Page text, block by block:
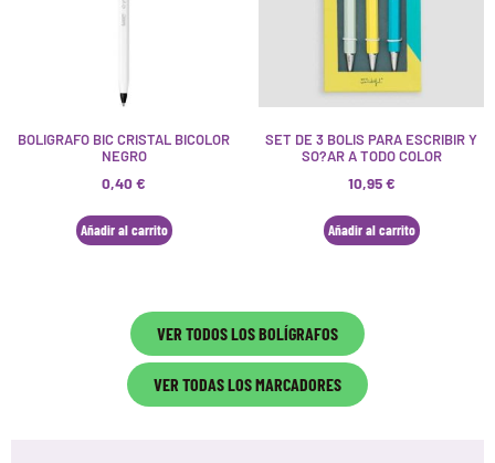
BOLIGRAFO BIC CRISTAL BICOLOR
NEGRO
0,40€
Añadir al carrito
SET DE 3 BOLIS PARA ESCRIBIR Y
SO?AR A TODO COLOR
10,95€
Añadir al carrito
VER TODOS LOS BOLÍGRAFOS
VER TODAS LOS MARCADORES